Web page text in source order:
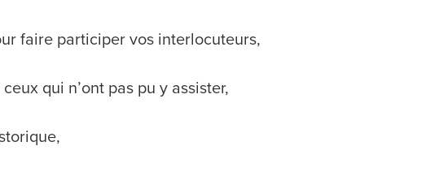
faire participer vos interlocuteurs,
ceux qui n’ont pas pu y assister,